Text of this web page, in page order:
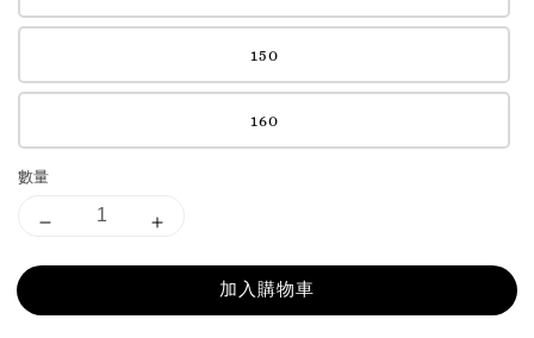
150
160
數量
加入購物車